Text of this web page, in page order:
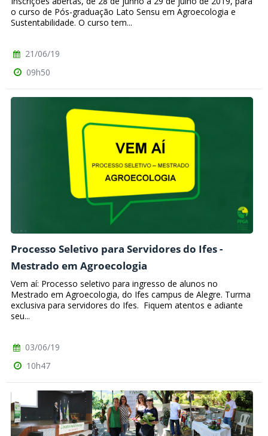
o curso de Pós-graduação Lato Sensu em Agroecologia e
Sustentabilidade. O curso tem...
21/06/19
09h50
Processo Seletivo para Servidores do Ifes -
Mestrado em Agroecologia
Vem aí: Processo seletivo para ingresso de alunos no
Mestrado em Agroecologia, do Ifes campus de Alegre. Turma
exclusiva para servidores do Ifes. Fiquem atentos e adiante
seu...
03/06/19
10h47